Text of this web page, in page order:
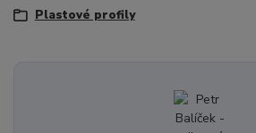
Plastové profily